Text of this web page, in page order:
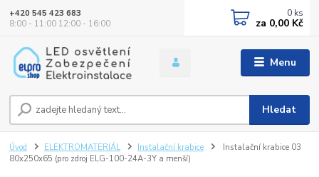
Menu
Hledat
+420 545 423 683
8:00 - 11:00 12:00 - 16:00
0 ks
za 0,00 Kč
Úvod ELEKTROMATERIÁL Instalační krabice
Instalační krabice 03
80x250x65 (pro zdroj ELG-100-24A-3Y a menší)